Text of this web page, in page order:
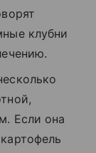
клубни
Если она